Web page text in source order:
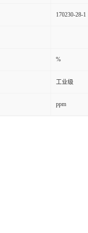
170230-28-1
%
工业级
ppm